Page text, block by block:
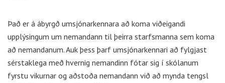
Það er á ábyrgð umsjónarkennara að koma viðeigandi
upplýsingum um nemandann til þeirra starfsmanna sem koma
að nemandanum. Auk þess þarf umsjónarkennari að fylgjast
sérstaklega með hvernig nemandinn fótar sig í skólanum
fyrstu vikurnar og aðstoða nemandann við að mynda tengsl